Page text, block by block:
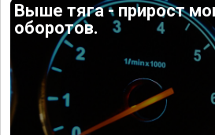
Выше тяга - прирост
оборотов.